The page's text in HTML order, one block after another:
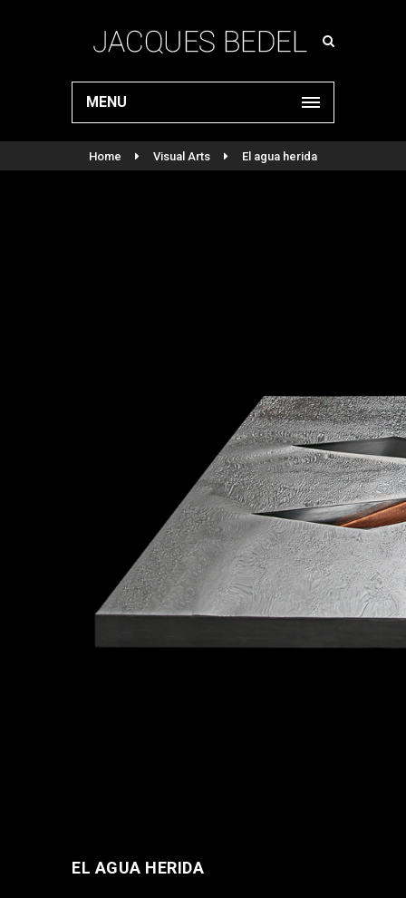
MENU
Home Visual Arts El agua herida
EL AGUA HERIDA